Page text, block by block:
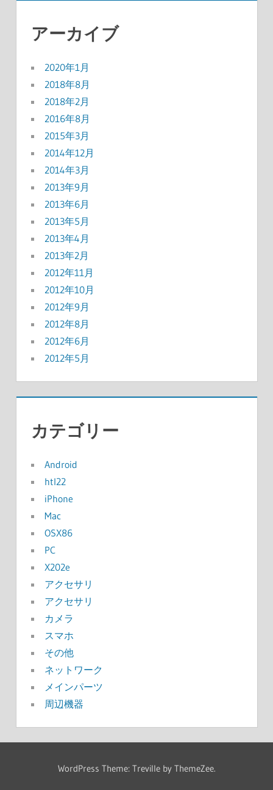
アーカイブ
2020年1月
2018年8月
2018年2月
2016年8月
2015年3月
2014年12月
2014年3月
2013年9月
2013年6月
2013年5月
2013年4月
2013年2月
2012年11月
2012年10月
2012年9月
2012年8月
2012年6月
2012年5月
カテゴリー
Android
htl22
iPhone
Mac
OSX86
PC
X202e
アクセサリ
アクセサリ
カメラ
スマホ
その他
ネットワーク
メインパーツ
周辺機器
WordPress Theme: Treville by ThemeZee.